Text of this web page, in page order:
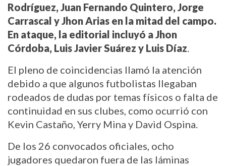
Rodríguez, Juan Fernando Quintero, Jorge
Carrascal y Jhon Arias en la mitad del campo.
En ataque, la editorial incluyó a Jhon
Córdoba, Luis Javier Suárez y Luis Díaz
El pleno de coincidencias llamó la atención
debido a que algunos futbolistas llegaban
rodeados de dudas por temas físicos o falta de
continuidad en sus clubes, como ocurrió con
Kevin Castaño, Yerry Mina y David Ospina.
De los 26 convocados oficiales, ocho
jugadores quedaron fuera de las láminas